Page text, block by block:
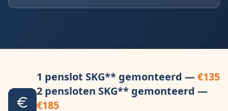
1 penslot SKG** gemonteerd —€135
2 pensloten SKG** gemonteerd —
€185